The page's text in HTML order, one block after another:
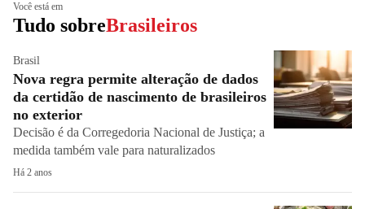
Você está em
Tudo sobreBrasileiros
Brasil
Nova regra permite alteração de dados
da certidão de nascimento de brasileiros
no exterior
Decisão é da Corregedoria Nacional de Justiça; a
medida também vale para naturalizados
Há 2 anos